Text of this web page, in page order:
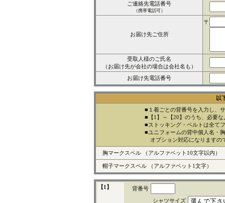
ご連絡先電話番号
（携帯電話可）
お届け先ご住所
〒
受取人様のご氏名
（お届け先が会社の場合は会社名も）
お届け先電話番号
以
■１着ごとの背番号を入力し、
■【1】～【20】のうち、必要
■ストッキング・ベルトは全て
■ユニフォームの背中個人名・
オプション対応になりますの
胸マークスペル （アルファベット10文字以内）
帽子マークスペル （アルファベット1文字）
【1】
背番号
シャツサイズ